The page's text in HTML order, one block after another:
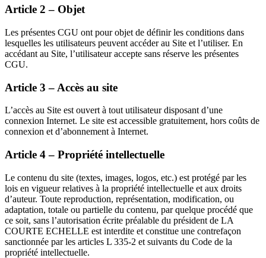
Article 2 – Objet
Les présentes CGU ont pour objet de définir les conditions dans
lesquelles les utilisateurs peuvent accéder au Site et l’utiliser. En
accédant au Site, l’utilisateur accepte sans réserve les présentes
CGU.
Article 3 – Accès au site
L’accès au Site est ouvert à tout utilisateur disposant d’une
connexion Internet. Le site est accessible gratuitement, hors coûts de
connexion et d’abonnement à Internet.
Article 4 – Propriété intellectuelle
Le contenu du site (textes, images, logos, etc.) est protégé par les
lois en vigueur relatives à la propriété intellectuelle et aux droits
d’auteur. Toute reproduction, représentation, modification, ou
adaptation, totale ou partielle du contenu, par quelque procédé que
ce soit, sans l’autorisation écrite préalable du président de LA
COURTE ECHELLE est interdite et constitue une contrefaçon
sanctionnée par les articles L 335-2 et suivants du Code de la
propriété intellectuelle.